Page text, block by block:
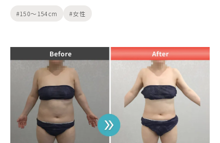
150〜154cm 女性